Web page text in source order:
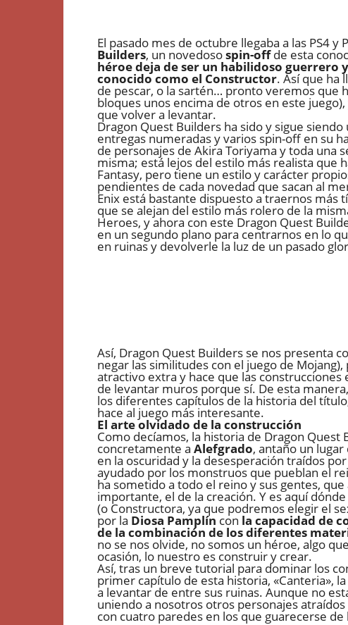
El pasado mes de octubre llegaba a las PS4 y
Builders, un novedosospin-offde esta
héroe deja de ser un habilidoso guerrero
conocido como el Constructor. Así que ha
de pescar, o la sartén… pronto veremos que
bloques unos encima de otros en este
que volver a levantar.
Dragon Quest Builders ha sido y sigue siendo
entregas numeradas y varios spin-off en su
de personajes de Akira Toriyama y toda
misma; está lejos del estilo más realista que
Fantasy, pero tiene un estilo y carácter
pendientes de cada novedad que sacan al
Enix está bastante dispuesto a traernos más
que se alejan del estilo más rolero de la
Heroes, y ahora con este Dragon Quest
en un segundo plano para centrarnos en lo
en ruinas y devolverle la luz de un pasado
Así, Dragon Quest Builders se nos presenta
negar las similitudes con el juego de Mojang),
atractivo extra y hace que las
de levantar muros porque sí. De esta
los diferentes capítulos de la historia del
hace al juego más interesante.
El arte olvidado de la construcción
Como decíamos, la historia de Dragon
concretamente a Alefgrado, antaño un
en la oscuridad y la desesperación traídos por
ayudado por los monstruos que pueblan el
ha sometido a todo el reino y sus gentes,
importante, el de la creación. Y es aquí
(o Constructora, ya que podremos elegir el
por la Diosa Pamplín con la capacidad de
de la combinación de los diferentes
no se nos olvide, no somos un héroe, algo
ocasión, lo nuestro es construir y crear.
Así, tras un breve tutorial para dominar los
primer capítulo de esta historia, «Canteria»,
a levantar de entre sus ruinas. Aunque no
uniendo a nosotros otros personajes
con cuatro paredes en los que guarecerse